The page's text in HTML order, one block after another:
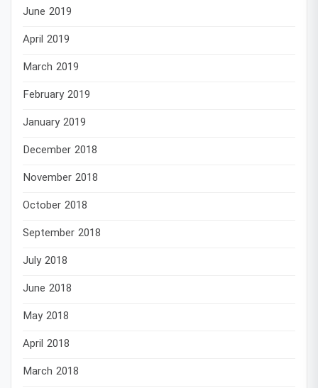
June 2019
April 2019
March 2019
February 2019
January 2019
December 2018
November 2018
October 2018
September 2018
July 2018
June 2018
May 2018
April 2018
March 2018